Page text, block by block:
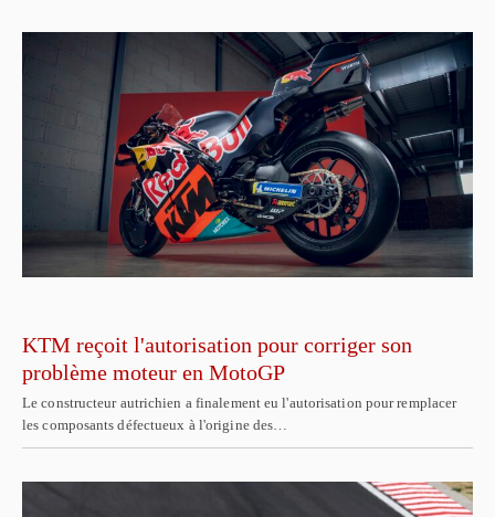
KTM reçoit l'autorisation pour corriger son
problème moteur en MotoGP
Le constructeur autrichien a finalement eu l'autorisation pour remplacer
les composants défectueux à l'origine des…